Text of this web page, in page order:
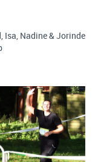
Isa, Nadine & Jorinde